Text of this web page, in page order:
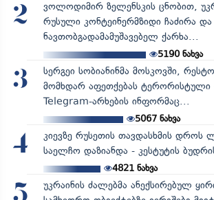
2
ვოლოდიმირ ზელენსკის ცნობით,
რუსული კონტეინერმზიდი ჩაძირა და
ნავთობგადამამუშავებელ ქარხა...
5190ნახვა
3
სერგეი სობიანინმა მოსკოვში,
მომხდარ აფეთქებას ტერორისტული
Telegram-არხების ინფორმაც...
5067ნახვა
4
კიევზე რუსეთის თავდასხმის დროს
საელჩო დაზიანდა - კესტუტის
4821ნახვა
უკრაინის ძალებმა ანექსირებულ